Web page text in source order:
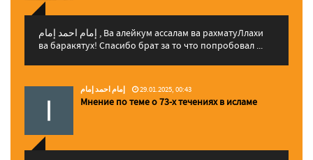
إمام احمد إمام , Ва алейкум ассалам ва рахматуЛлахи
ва баракятух! Спасибо брат за то что попробовал ...
إمام احمد إمام 29.01.2025, 00:43
Мнение по теме о 73-х течениях в исламе